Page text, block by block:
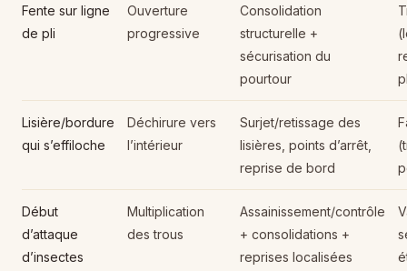
Fente sur ligne
de pli
Ouverture
progressive
Consolidation
structurelle +
sécurisation du
pourtour
Lisière/bordure
qui s’effiloche
Déchirure vers
l’intérieur
Surjet/retissage des
lisières, points d’arrêt,
reprise de bord
Début
d’attaque
d’insectes
Multiplication
des trous
Assainissement/contrôle
+ consolidations +
reprises localisées